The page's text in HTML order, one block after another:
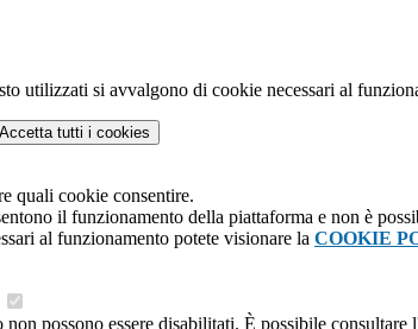
utilizzati si avvalgono di cookie necessari al
Accetta tutti i cookies
quali cookie consentire.
il funzionamento della piattaforma e non è
al funzionamento potete visionare la COOKIE
possono essere disabilitati. È possibile